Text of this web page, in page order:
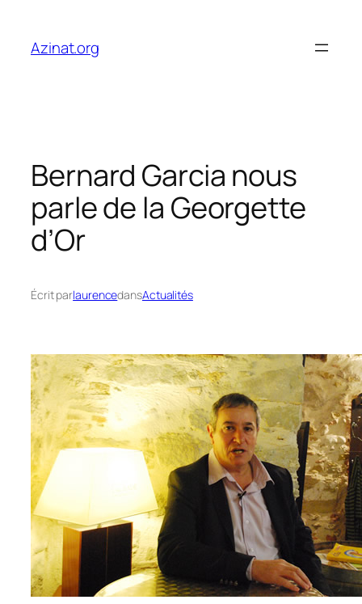
contenu
Azinat.org
Bernard Garcia nous
parle de la Georgette
d’Or
Écrit parlaurencedansActualités